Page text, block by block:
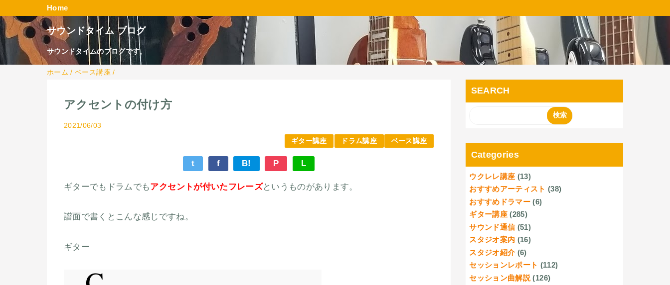
Home
サウンドタイム ブログ
サウンドタイムのブログです。
ホーム /ベース講座 /
アクセントの付け方
2021/06/03
ギター講座 ドラム講座 ベース講座
t f B! P L
ギターでもドラムでもアクセントが付いたフレーズというものがあります。
譜面で書くとこんな感じですね。
ギター
SEARCH
Categories
ウクレレ講座 (13)
おすすめアーティスト (38)
おすすめドラマー (6)
ギター講座 (285)
サウンド通信 (51)
スタジオ案内 (16)
スタジオ紹介 (6)
セッションレポート (112)
セッション曲解説 (126)